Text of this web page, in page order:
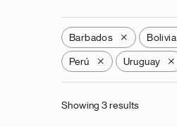
Barbados X Bolivia
Perú X Uruguay X
Showing 3 results